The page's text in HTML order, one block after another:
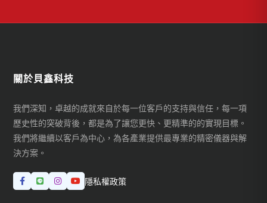
關於貝鑫科技
我們深知，卓越的成就來自於每一位客戶的支持與信任，每一項
歷史性的突破背後，都是為了讓您更快、更精準的的實現目標。
我們將繼續以客戶為中心，為各產業提供最專業的精密儀器與解
決方案。
隱私權政策